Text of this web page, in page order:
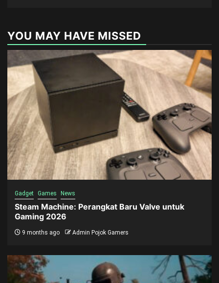
YOU MAY HAVE MISSED
Gadget Games News
Steam Machine: Perangkat Baru Valve untuk
Gaming 2026
9 months ago Admin Pojok Gamers